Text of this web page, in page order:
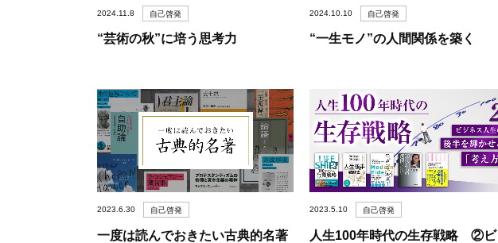
2024.11.8 自己啓発
“芸術の秋”に培う思考力
2024.10.10 自己啓発
“一生モノ”の人間関係を築く
2023.6.30 自己啓発
一度は読んでおきたい古典的名著
2023.5.10 自己啓発
人生100年時代の生存戦略 ②ビ